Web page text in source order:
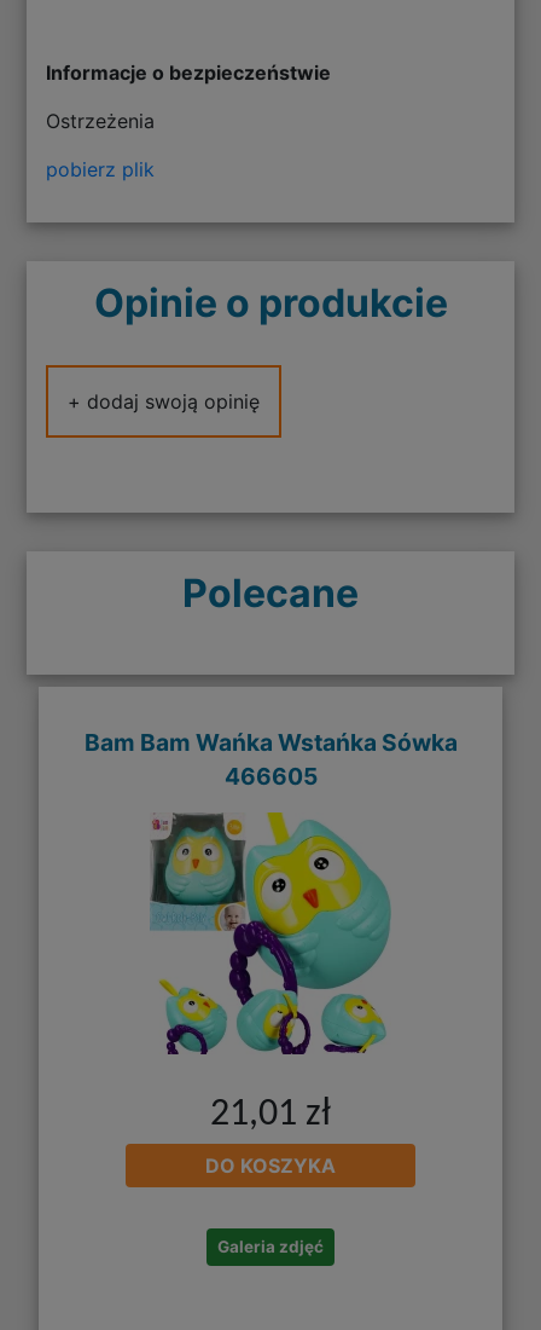
Informacje o bezpieczeństwie
Ostrzeżenia
pobierz plik
Opinie o produkcie
+ dodaj swoją opinię
Polecane
Bam Bam Wańka Wstańka Sówka
466605
21,01 zł
DO KOSZYKA
Galeria zdjęć